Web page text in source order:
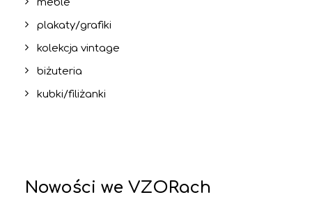
meble
plakaty/grafiki
kolekcja vintage
biżuteria
kubki/filiżanki
Nowości we VZORach